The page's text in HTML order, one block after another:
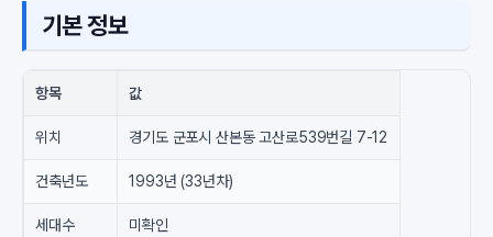
기본 정보
항목 값
위치 경기도 군포시 산본동 고산로539번길 7-12
건축년도 1993년 (33년차)
세대수 미확인